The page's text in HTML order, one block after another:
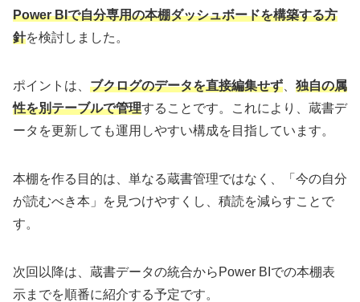
Power BIで自分専用の本棚ダッシュボードを構築する方
針を検討しました。
ポイントは、 ブクログのデータを直接編集せず 独自の属
性を別テーブルで管理することです。これにより、蔵書デ
ータを更新しても運用しやすい構成を目指しています。
本棚を作る目的は、単なる蔵書管理ではなく、「今の自分
が読むべき本」を見つけやすくし、積読を減らすことで
す。
次回以降は、蔵書データの統合からPower BIでの本棚表
示までを順番に紹介する予定です。